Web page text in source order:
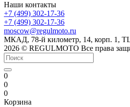
Наши контакты
+7 (499) 302-17-36
+7 (499) 302-17-36
moscow@regulmoto.ru
МКАД, 78-й километр, 14, корп. 1,
2026 © REGULMOTO Все права
0
0
0
Корзина